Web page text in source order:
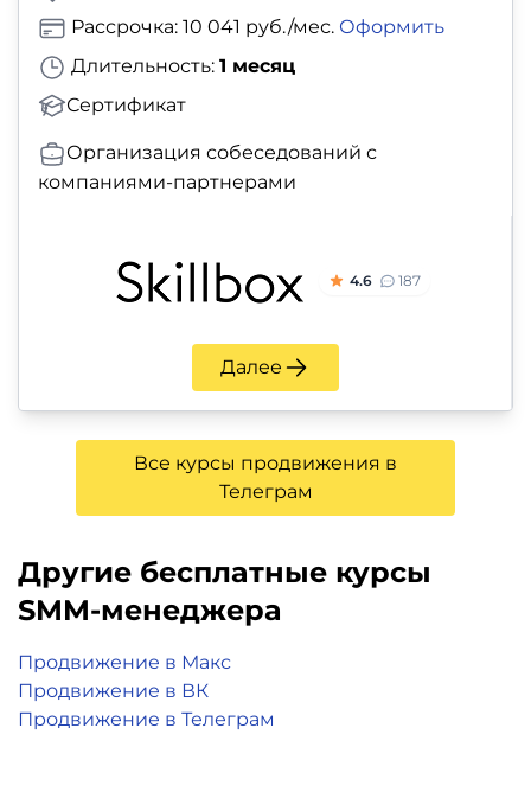
Длительность: 1 месяц
Сертификат
Рассрочка: 10 041 руб./мес. Оформить
Организация собеседований с
компаниями-партнерами
4.6 187
Далее
Все курсы продвижения в
Телеграм
Другие бесплатные курсы
SMM-менеджера
Продвижение в Макс
Продвижение в ВК
Продвижение в Телеграм